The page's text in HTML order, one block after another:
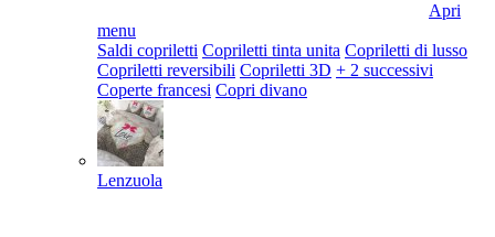
Apri
menu
Saldi copriletti Copriletti tinta unita Copriletti di lusso
Copriletti reversibili Copriletti 3D + 2 successivi
Coperte francesi Copri divano
Lenzuola